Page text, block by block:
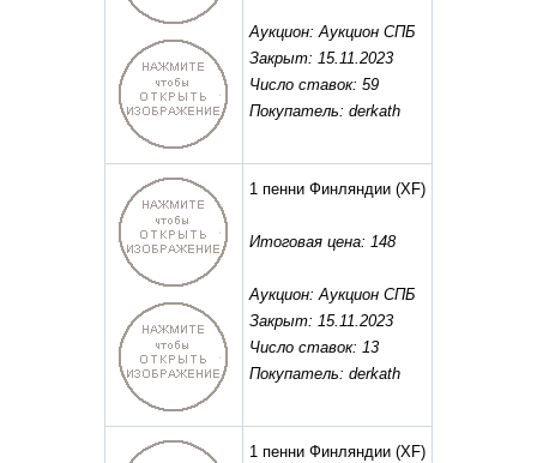
Аукцион: Аукцион СПБ
Закрыт: 15.11.2023
Число ставок: 59
Покупатель: derkath
1 пенни Финляндии (XF)
Итоговая цена: 148
Аукцион: Аукцион СПБ
Закрыт: 15.11.2023
Число ставок: 13
Покупатель: derkath
1 пенни Финляндии (XF)